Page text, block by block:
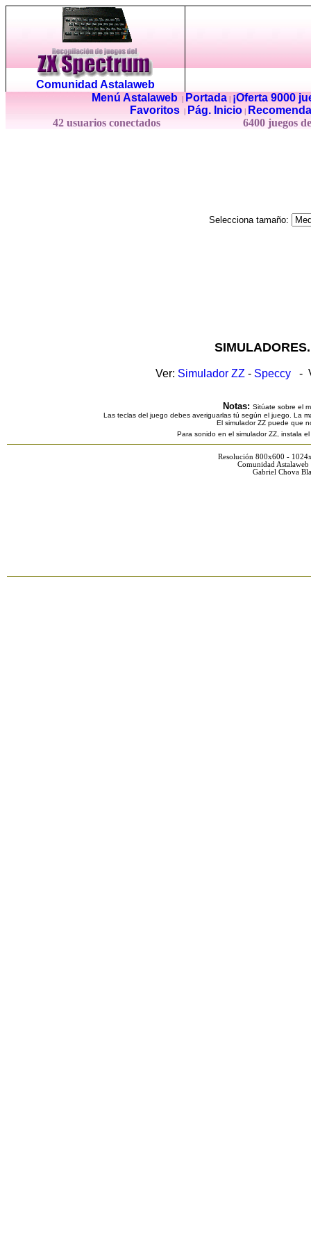
Comunidad Astalaweb
Menú Astalaweb| Portada|
¡Oferta 9000
Favoritos
Pág. Inicio
42 usuarios conectados
6400 juegos
Selecciona tamaño:
Ver: Simulador ZZ - Speccy -
Notas: Sitúate sobre el
Las teclas del juego debes averiguarlas tú según el juego. La
El simulador ZZ puede que
Para sonido en el simulador ZZ, instala
Resolución 800x600 -
Comunidad
Gabriel Chova